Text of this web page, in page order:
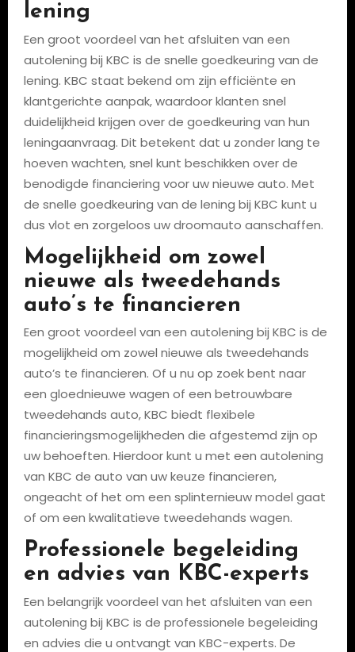
lening
Een groot voordeel van het afsluiten van een
autolening bij KBC is de snelle goedkeuring van de
lening. KBC staat bekend om zijn efficiënte en
klantgerichte aanpak, waardoor klanten snel
duidelijkheid krijgen over de goedkeuring van hun
leningaanvraag. Dit betekent dat u zonder lang te
hoeven wachten, snel kunt beschikken over de
benodigde financiering voor uw nieuwe auto. Met
de snelle goedkeuring van de lening bij KBC kunt u
dus vlot en zorgeloos uw droomauto aanschaffen.
Mogelijkheid om zowel
nieuwe als tweedehands
auto’s te financieren
Een groot voordeel van een autolening bij KBC is de
mogelijkheid om zowel nieuwe als tweedehands
auto’s te financieren. Of u nu op zoek bent naar
een gloednieuwe wagen of een betrouwbare
tweedehands auto, KBC biedt flexibele
financieringsmogelijkheden die afgestemd zijn op
uw behoeften. Hierdoor kunt u met een autolening
van KBC de auto van uw keuze financieren,
ongeacht of het om een splinternieuw model gaat
of om een kwalitatieve tweedehands wagen.
Professionele begeleiding
en advies van KBC-experts
Een belangrijk voordeel van het afsluiten van een
autolening bij KBC is de professionele begeleiding
en advies die u ontvangt van KBC-experts. De